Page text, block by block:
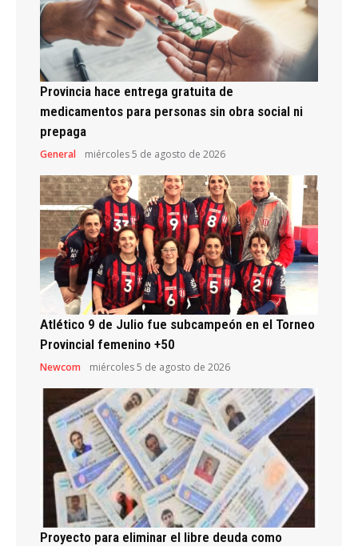
Provincia hace entrega gratuita de
medicamentos para personas sin obra social ni
prepaga
General miércoles 5 de agosto de 2026
Atlético 9 de Julio fue subcampeón en el Torneo
Provincial femenino +50
Newcom miércoles 5 de agosto de 2026
Proyecto para eliminar el libre deuda como